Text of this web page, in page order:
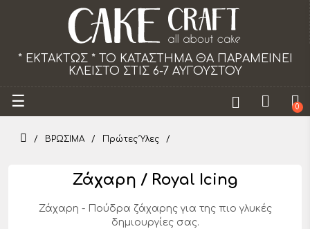
* ΕΚΤΑΚΤΩΣ * ΤΟ ΚΑΤΑΣΤΗΜΑ ΘΑ ΠΑΡΑΜΕΙΝΕΙ
ΚΛΕΙΣΤΟ ΣΤΙΣ 6-7 ΑΥΓΟΥΣΤΟΥ
Toggle
navigation
☰ 0
ΒΡΩΣΙΜΑ Πρώτες Ύλες
Ζάχαρη / Royal Icing
Ζάχαρη - Πούδρα ζάχαρης για της πιο γλυκές
δημιουργίες σας.